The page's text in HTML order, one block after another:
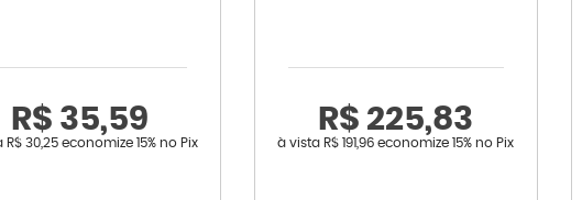
R$ 35,59
R$ 30,25 economize 15% no Pix
R$ 225,83
à vista R$ 191,96 economize 15% no Pix